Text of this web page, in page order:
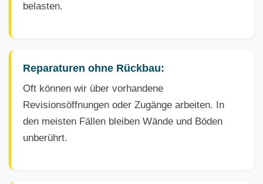
belasten.
Reparaturen ohne Rückbau:
Oft können wir über vorhandene
Revisionsöffnungen oder Zugänge arbeiten. In
den meisten Fällen bleiben Wände und Böden
unberührt.